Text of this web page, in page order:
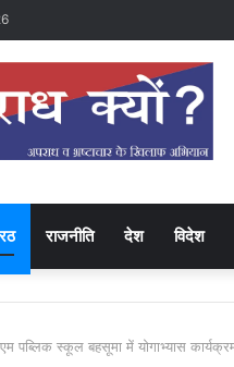
राजनीति देश विदेश
पब्लिक स्कूल बहसूमा में योगाभ्यास